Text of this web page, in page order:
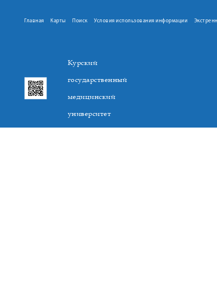
Главная Карты Поиск Условия использования информации
Курский
государственный
медицинский
университет